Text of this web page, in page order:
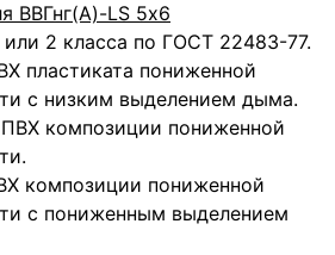
ВВГнг(А)-LS 5х6
или 2 класса по ГОСТ 22483-77.
пластиката пониженной
с низким выделением дыма.
композиции пониженной
композиции пониженной
с пониженным выделением